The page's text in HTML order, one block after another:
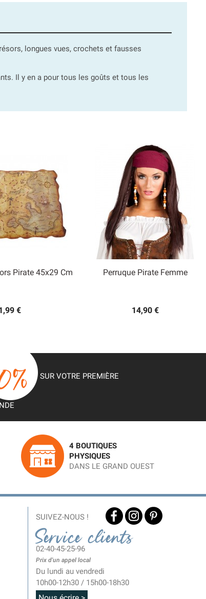
longues vues, crochets et fausses
Il y en a pour tous les goûts et tous les
Pirate 45x29 Cm
€
Perruque Pirate Femme
14,90 €
SUR VOTRE PREMIÈRE
4 BOUTIQUES
PHYSIQUES
DANS LE GRAND OUEST
SUIVEZ-NOUS !
Service clients
02-40-45-25-96
Prix d'un appel local
Du lundi au vendredi
10h00-12h30 / 15h00-18h30